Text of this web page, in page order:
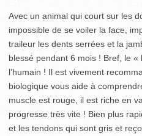
Avec un animal qui court sur les
impossible de se voiler la face,
traileur les dents serrées et la
blessé pendant 6 mois ! Bref, le
l’humain ! Il est vivement
biologique vous aide à
muscle est rouge, il est riche en
progresse très vite ! Bien plus
et les tendons qui sont gris et